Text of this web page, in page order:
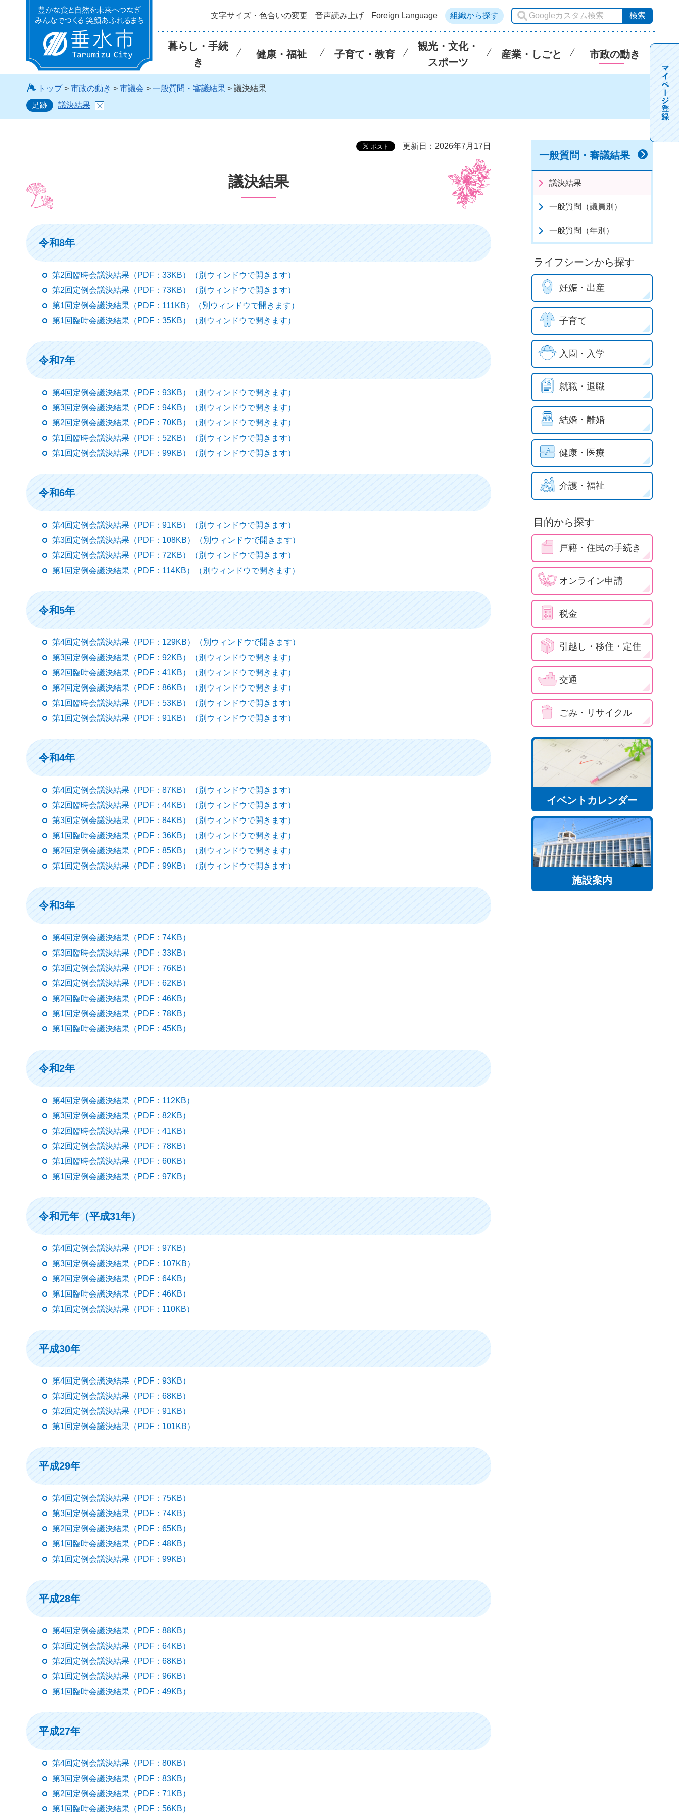
垂水市 文字サイズ・色合いの変更 音声読み上げ Foreign Language 組織から探す
暮らし・手続
き
健康・福祉 子育て・教育
観光・文化・
スポーツ
産業・しごと 市政の動き
トップ> 市政の動き > 市議会 > 一般質問・審議結果> 議決結果
足跡
議決結果
更新日：2026年7月17日
議決結果
令和8年
第2回臨時会議決結果（PDF：33KB）（別ウィンドウで開きます）
第2回定例会議決結果（PDF：73KB）（別ウィンドウで開きます）
第1回定例会議決結果（PDF：111KB）（別ウィンドウで開きます）
第1回臨時会議決結果（PDF：35KB）（別ウィンドウで開きます）
令和7年
第4回定例会議決結果（PDF：93KB）（別ウィンドウで開きます）
第3回定例会議決結果（PDF：94KB）（別ウィンドウで開きます）
第2回定例会議決結果（PDF：70KB）（別ウィンドウで開きます）
第1回臨時会議決結果（PDF：52KB）（別ウィンドウで開きます）
第1回定例会議決結果（PDF：99KB）（別ウィンドウで開きます）
令和6年
第4回定例会議決結果（PDF：91KB）（別ウィンドウで開きます）
第3回定例会議決結果（PDF：108KB）（別ウィンドウで開きます）
第2回定例会議決結果（PDF：72KB）（別ウィンドウで開きます）
第1回定例会議決結果（PDF：114KB）（別ウィンドウで開きます）
令和5年
第4回定例会議決結果（PDF：129KB）（別ウィンドウで開きます）
第3回定例会議決結果（PDF：92KB）（別ウィンドウで開きます）
第2回臨時会議決結果（PDF：41KB）（別ウィンドウで開きます）
第2回定例会議決結果（PDF：86KB）（別ウィンドウで開きます）
第1回臨時会議決結果（PDF：53KB）（別ウィンドウで開きます）
第1回定例会議決結果（PDF：91KB）（別ウィンドウで開きます）
令和4年
第4回定例会議決結果（PDF：87KB）（別ウィンドウで開きます）
第2回臨時会議決結果（PDF：44KB）（別ウィンドウで開きます）
第3回定例会議決結果（PDF：84KB）（別ウィンドウで開きます）
第1回臨時会議決結果（PDF：36KB）（別ウィンドウで開きます）
第2回定例会議決結果（PDF：85KB）（別ウィンドウで開きます）
第1回定例会議決結果（PDF：99KB）（別ウィンドウで開きます）
令和3年
第4回定例会議決結果（PDF：74KB）
第3回臨時会議決結果（PDF：33KB）
第3回定例会議決結果（PDF：76KB）
第2回定例会議決結果（PDF：62KB）
第2回臨時会議決結果（PDF：46KB）
第1回定例会議決結果（PDF：78KB）
第1回臨時会議決結果（PDF：45KB）
令和2年
第4回定例会議決結果（PDF：112KB）
第3回定例会議決結果（PDF：82KB）
第2回臨時会議決結果（PDF：41KB）
第2回定例会議決結果（PDF：78KB）
第1回臨時会議決結果（PDF：60KB）
第1回定例会議決結果（PDF：97KB）
令和元年（平成31年）
第4回定例会議決結果（PDF：97KB）
第3回定例会議決結果（PDF：107KB）
第2回定例会議決結果（PDF：64KB）
第1回臨時会議決結果（PDF：46KB）
第1回定例会議決結果（PDF：110KB）
平成30年
第4回定例会議決結果（PDF：93KB）
第3回定例会議決結果（PDF：68KB）
第2回定例会議決結果（PDF：91KB）
第1回定例会議決結果（PDF：101KB）
平成29年
第4回定例会議決結果（PDF：75KB）
第3回定例会議決結果（PDF：74KB）
第2回定例会議決結果（PDF：65KB）
第1回臨時会議決結果（PDF：48KB）
第1回定例会議決結果（PDF：99KB）
平成28年
第4回定例会議決結果（PDF：88KB）
第3回定例会議決結果（PDF：64KB）
第2回定例会議決結果（PDF：68KB）
第1回定例会議決結果（PDF：96KB）
第1回臨時会議決結果（PDF：49KB）
平成27年
第4回定例会議決結果（PDF：80KB）
第3回定例会議決結果（PDF：83KB）
第2回定例会議決結果（PDF：71KB）
第1回臨時会議決結果（PDF：56KB）
一般質問・審議結果
議決結果
一般質問（議員別）
一般質問（年別）
ライフシーンから探す
妊娠・出産
子育て
入園・入学
就職・退職
結婚・離婚
健康・医療
介護・福祉
目的から探す
戸籍・住民の手続き
オンライン申請
税金
引越し・移住・定住
交通
ごみ・リサイクル
イベントカレンダー
施設案内